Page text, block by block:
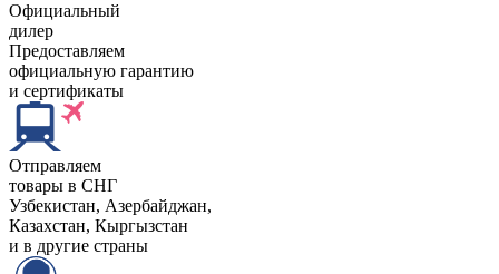
Официальный
дилер
Предоставляем
официальную гарантию
и сертификаты
Отправляем
товары в СНГ
Узбекистан, Aзербайджан,
Казахстан, Кыргызстан
и в другие страны